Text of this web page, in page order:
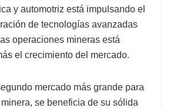
y automotriz está impulsando el
de tecnologías avanzadas
operaciones mineras está
el crecimiento del mercado.
mercado más grande para
se beneficia de su sólida